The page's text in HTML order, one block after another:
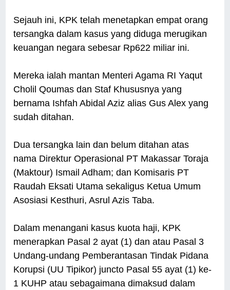
Sejauh ini, KPK telah menetapkan empat orang
tersangka dalam kasus yang diduga merugikan
keuangan negara sebesar Rp622 miliar ini.
Mereka ialah mantan Menteri Agama RI Yaqut
Cholil Qoumas dan Staf Khususnya yang
bernama Ishfah Abidal Aziz alias Gus Alex yang
sudah ditahan.
Dua tersangka lain dan belum ditahan atas
nama Direktur Operasional PT Makassar Toraja
(Maktour) Ismail Adham; dan Komisaris PT
Raudah Eksati Utama sekaligus Ketua Umum
Asosiasi Kesthuri, Asrul Azis Taba.
Dalam menangani kasus kuota haji, KPK
menerapkan Pasal 2 ayat (1) dan atau Pasal 3
Undang-undang Pemberantasan Tindak Pidana
Korupsi (UU Tipikor) juncto Pasal 55 ayat (1) ke-
1 KUHP atau sebagaimana dimaksud dalam